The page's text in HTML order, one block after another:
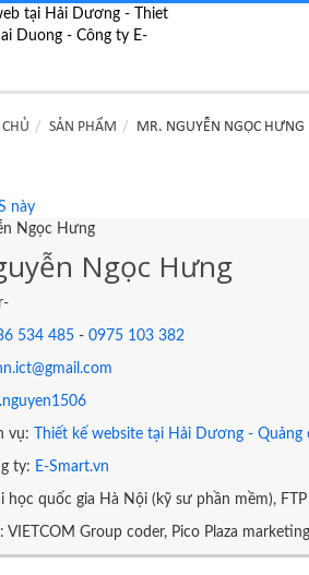
SẢN PHẨM MR. NGUYỄN NGỌC HƯNG
này
Ngọc Hưng
534 485 - 0975 103 382
vụ: Thiết kế website tại Hải Dương - Quảng
ty: E-Smart.vn
học quốc gia Hà Nội (kỹ sư phần mềm),
VIETCOM Group coder, Pico Plaza